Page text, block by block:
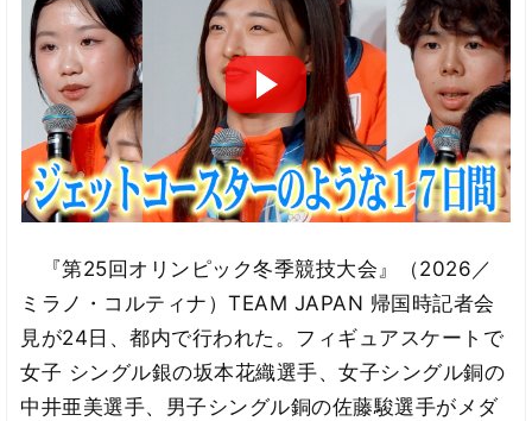
『第25回オリンピック冬季競技大会』（2026／
ミラノ・コルティナ）TEAM JAPAN 帰国時記者会
見が24日、都内で行われた。フィギュアスケートで
女子 シングル銀の坂本花織選手、女子シングル銅の
中井亜美選手、男子シングル銅の佐藤駿選手がメダ